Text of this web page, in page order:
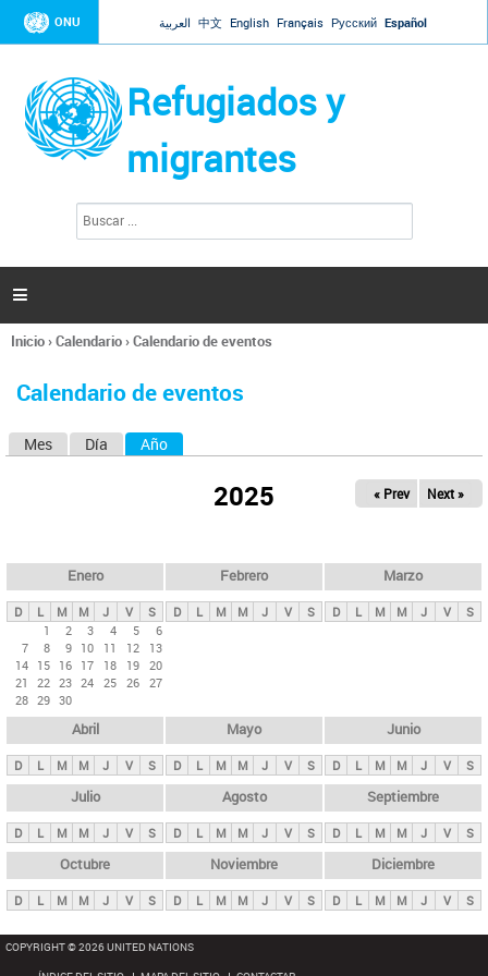
Jump to navigation
ONU العربية 中文 English Français Русский Español
Refugiados y
migrantes
l
d
s

Se
usted
Inicio›Calendario›Calendario de eventos
Calendario de eventos
s
p
n
i
p
a
l
s
Mes Día Año
2025 « Prev Next »
Enero
D L M M J V
S
1
2 3 4 5
6
7
8 9 10 11 12
13
14 15 16 17 18 19 20
21
22 23 24 25 26 27
28 29 30
Febrero
D L M M J V S
Marzo
D L M M J V S
Abril
D L M M J V S
Mayo
D L M M J V S
Junio
D L M M J V S
Julio
D L M M J V S
Agosto
D L M M J V S
Septiembre
D L M M J V S
Octubre
D L M M J V S
Noviembre
D L M M J V S
Diciembre
D L M M J V S
COPYRIGHT © 2026 UNITED NATIONS